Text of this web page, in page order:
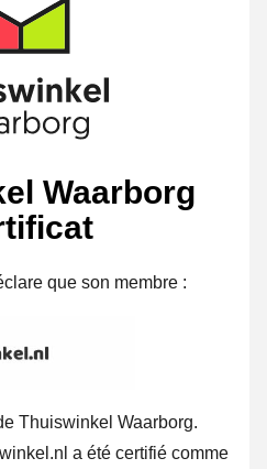
Waarborg
que son membre :
Thuiswinkel Waarborg.
a été certifié comme